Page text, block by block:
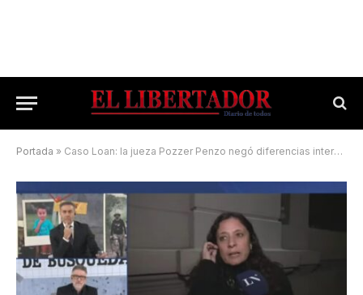
Portada » Caso Loan: la jueza Pozzer Penzo negó diferencias internas con los fiscales